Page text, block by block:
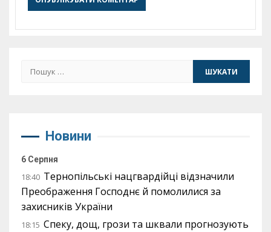
Пошук:
Новини
6 Серпня
18:40 Тернопільські нацгвардійці відзначили
Преображення Господнє й помолилися за
захисників України
18:15 Спеку, дощ, грози та шквали прогнозують